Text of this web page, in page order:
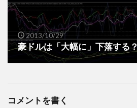
2013/10/29
豪ドルは「大幅に」下落する？
コメントを書く